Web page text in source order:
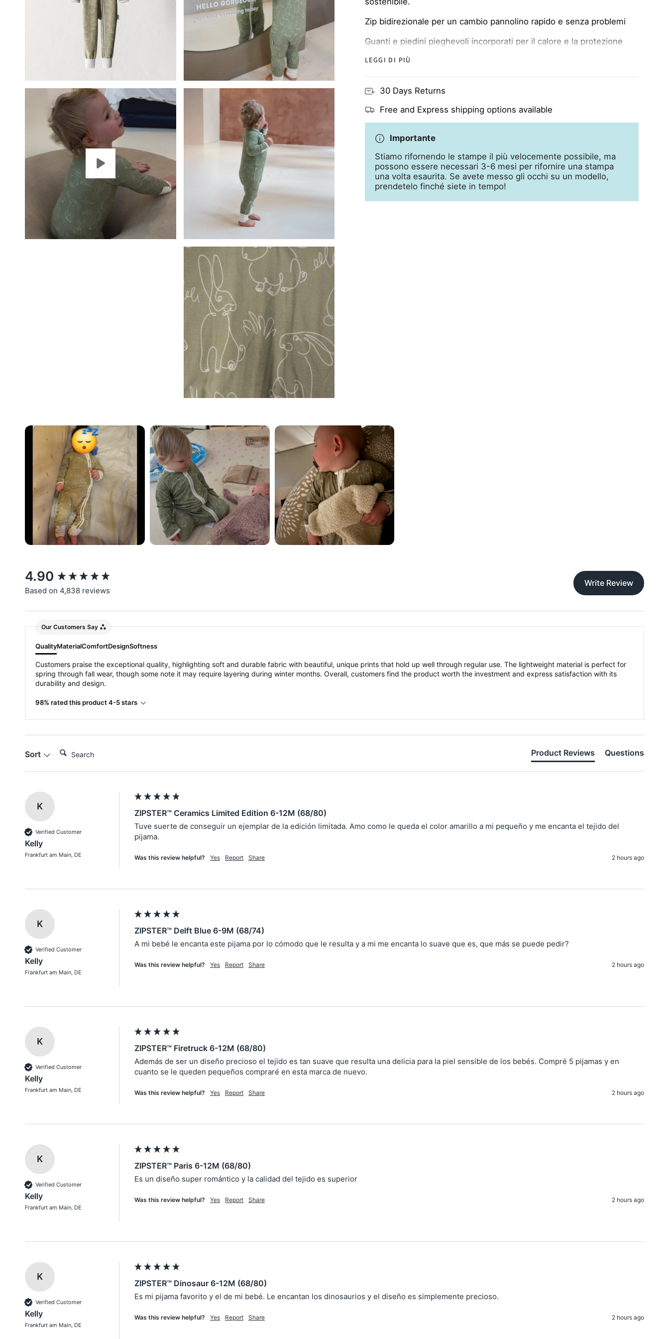
Zip bidirezionale per un cambio pannolino rapido e senza problemi
Guanti e piedini pieghevoli incorporati per il calore e la protezione
LEGGI DI PIÙ
30 Days Returns
Free and Express shipping options available
Importante
Stiamo rifornendo le stampe il più velocemente possibile, ma
possono essere necessari 3-6 mesi per rifornire una stampa
una volta esaurita. Se avete messo gli occhi su un modello,
prendetelo finché siete in tempo!
4.90
Based on 4,838 reviews
Write Review
Our Customers Say
QualityMaterialComfortDesignSoftness
Customers praise the exceptional quality, highlighting soft and durable fabric with beautiful, unique prints that hold up well through regular use. The lightweight material is perfect for
spring through fall wear, though some note it may require layering during winter months. Overall, customers find the product worth the investment and express satisfaction with its
durability and design.
98% rated this product 4-5 stars
Sort Product Reviews Questions
K
Verified Customer
Kelly
Frankfurt am Main, DE
ZIPSTER™ Ceramics Limited Edition 6-12M (68/80)
Tuve suerte de conseguir un ejemplar de la edición limitada. Amo como le queda el color amarillo a mi pequeño y me encanta el tejido del
pijama.
Was this review helpful? Yes Report Share 2 hours ago
K
Verified Customer
Kelly
Frankfurt am Main, DE
ZIPSTER™ Delft Blue 6-9M (68/74)
A mi bebé le encanta este pijama por lo cómodo que le resulta y a mi me encanta lo suave que es, que más se puede pedir?
Was this review helpful? Yes Report Share 2 hours ago
K
Verified Customer
Kelly
Frankfurt am Main, DE
ZIPSTER™ Firetruck 6-12M (68/80)
Además de ser un diseño precioso el tejido es tan suave que resulta una delicia para la piel sensible de los bebés. Compré 5 pijamas y en
cuanto se le queden pequeños compraré en esta marca de nuevo.
Was this review helpful? Yes Report Share 2 hours ago
K
Verified Customer
Kelly
Frankfurt am Main, DE
ZIPSTER™ Paris 6-12M (68/80)
Es un diseño super romántico y la calidad del tejido es superior
Was this review helpful? Yes Report Share 2 hours ago
K
Verified Customer
Kelly
Frankfurt am Main, DE
ZIPSTER™ Dinosaur 6-12M (68/80)
Es mi pijama favorito y el de mi bebé. Le encantan los dinosaurios y el diseño es simplemente precioso.
Was this review helpful? Yes Report Share 2 hours ago
New content loaded